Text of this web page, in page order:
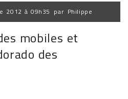
2012 à 09h35 par Philippe
mobiles et
des